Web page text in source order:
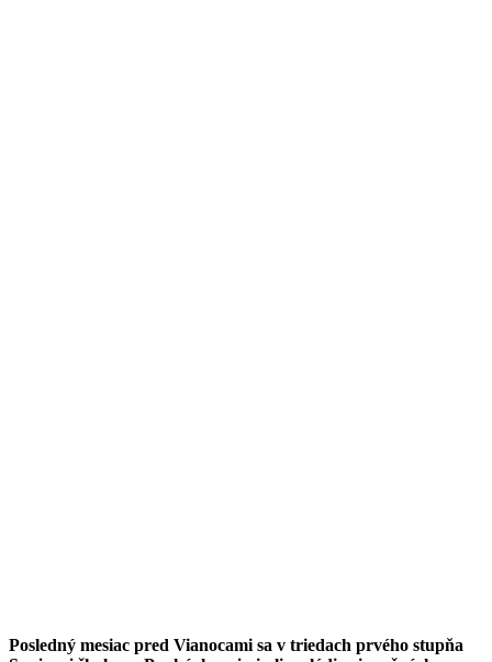
Posledný mesiac pred Vianocami sa v triedach prvého stupňa